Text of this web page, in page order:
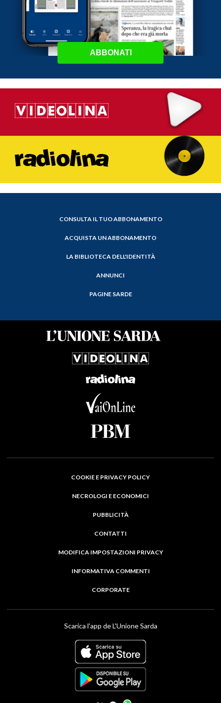
ABBONATI
CONSULTA IL TUO ABBONAMENTO
ACQUISTA UN ABBONAMENTO
LA BIBLIOTECA DELL'IDENTITÀ
ANNUNCI
PAGINE SARDE
COOKIE E PRIVACY POLICY
NECROLOGI E ECONOMICI
PUBBLICITÀ
CONTATTI
MODIFICA IMPOSTAZIONI PRIVACY
INFORMATIVA COMMENTI
CORPORATE
Scarica l'app de L'Unione Sarda